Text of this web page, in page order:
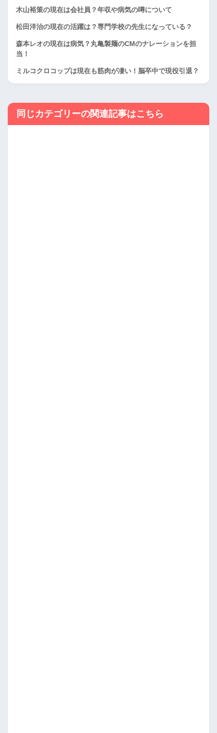
木山裕策の現在は会社員？年収や病気の噂について
松田洋治の現在の活躍は？専門学校の先生になっている？
森本レオの現在は病気？丸亀製麺のCMのナレーションを担
当！
ミルコクロコップは現在も筋肉が凄い！脳卒中で現役引退？
同じカテゴリーの関連記事はこちら